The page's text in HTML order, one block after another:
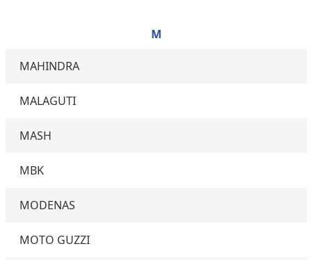
M
MAHINDRA
MALAGUTI
MASH
MBK
MODENAS
MOTO GUZZI